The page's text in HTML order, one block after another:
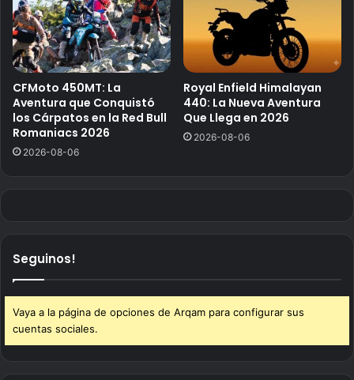
CFMoto 450MT: La
Aventura que Conquistó
los Cárpatos en la Red Bull
Romaniacs 2026
2026-08-06
Royal Enfield Himalayan
440: La Nueva Aventura
Que Llega en 2026
2026-08-06
Seguinos!
Vaya a la página de opciones de Arqam para configurar sus
cuentas sociales.